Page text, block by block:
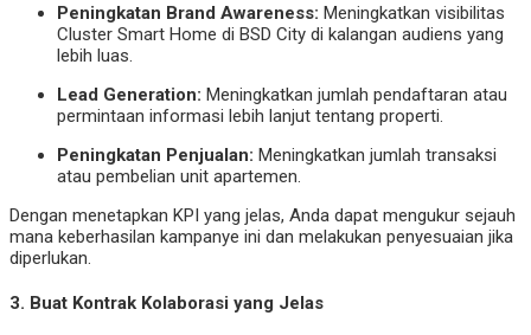
Peningkatan Brand Awareness: Meningkatkan visibilitas
Cluster Smart Home di BSD City di kalangan audiens yang
lebih luas.
Lead Generation: Meningkatkan jumlah pendaftaran atau
permintaan informasi lebih lanjut tentang properti.
Peningkatan Penjualan: Meningkatkan jumlah transaksi
atau pembelian unit apartemen.
Dengan menetapkan KPI yang jelas, Anda dapat mengukur sejauh
mana keberhasilan kampanye ini dan melakukan penyesuaian jika
diperlukan.
3. Buat Kontrak Kolaborasi yang Jelas